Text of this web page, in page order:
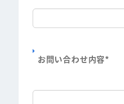
お問い合わせ内容*